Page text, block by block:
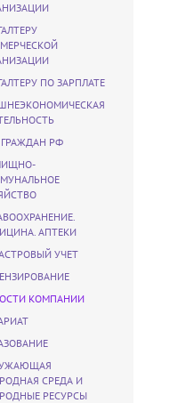
ПО ЗАРПЛАТЕ
РФ
АПТЕКИ
УЧЕТ
КОМПАНИИ
СРЕДА И
РЕСУРСЫ